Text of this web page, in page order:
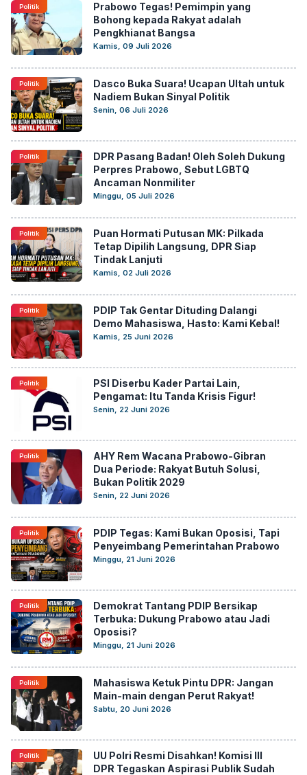
Politik
Prabowo Tegas! Pemimpin yang
Bohong kepada Rakyat adalah
Pengkhianat Bangsa
Kamis, 09 Juli 2026
Politik
Dasco Buka Suara! Ucapan Ultah untuk
Nadiem Bukan Sinyal Politik
Senin, 06 Juli 2026
Politik
DPR Pasang Badan! Oleh Soleh Dukung
Perpres Prabowo, Sebut LGBTQ
Ancaman Nonmiliter
Minggu, 05 Juli 2026
Politik
Puan Hormati Putusan MK: Pilkada
Tetap Dipilih Langsung, DPR Siap
Tindak Lanjuti
Kamis, 02 Juli 2026
Politik
PDIP Tak Gentar Dituding Dalangi
Demo Mahasiswa, Hasto: Kami Kebal!
Kamis, 25 Juni 2026
Politik
PSI Diserbu Kader Partai Lain,
Pengamat: Itu Tanda Krisis Figur!
Senin, 22 Juni 2026
Politik
AHY Rem Wacana Prabowo-Gibran
Dua Periode: Rakyat Butuh Solusi,
Bukan Politik 2029
Senin, 22 Juni 2026
Politik
PDIP Tegas: Kami Bukan Oposisi, Tapi
Penyeimbang Pemerintahan Prabowo
Minggu, 21 Juni 2026
Politik
Demokrat Tantang PDIP Bersikap
Terbuka: Dukung Prabowo atau Jadi
Oposisi?
Minggu, 21 Juni 2026
Politik
Mahasiswa Ketuk Pintu DPR: Jangan
Main-main dengan Perut Rakyat!
Sabtu, 20 Juni 2026
Politik
UU Polri Resmi Disahkan! Komisi III
DPR Tegaskan Aspirasi Publik Sudah